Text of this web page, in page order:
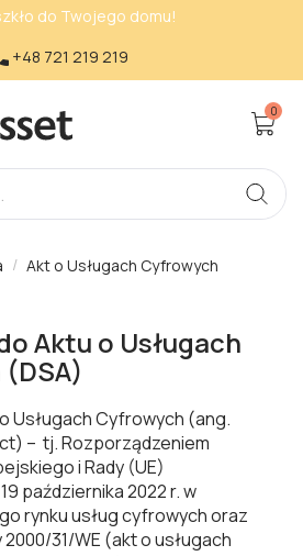
do Twojego domu!
+48 721 219 219
0
Akt o Usługach Cyfrowych
Aktu o Usługach
Usługach Cyfrowych (ang.
– tj. Rozporządzeniem
i Rady (UE)
października 2022 r. w
rynku usług cyfrowych oraz
31/WE (akt o usługach